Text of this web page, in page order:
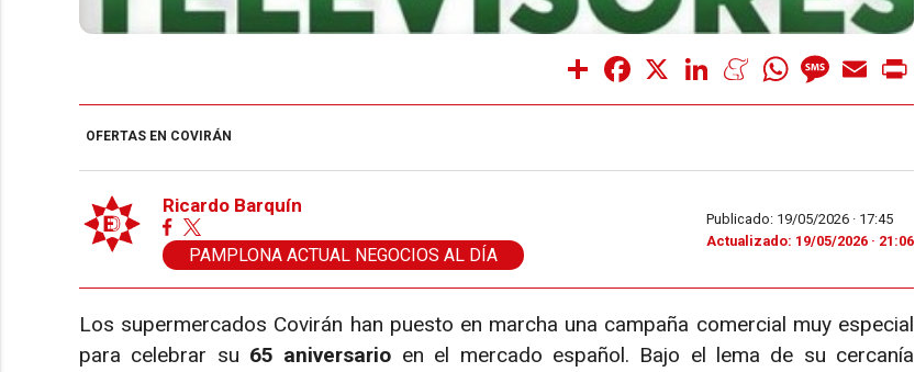
Share Facebook LinkedInMeneameWhatsAppMessage
Email
OFERTAS EN COVIRÁN
Ricardo Barquín
PAMPLONA ACTUAL NEGOCIOS AL DÍA
Publicado: 19/05/2026 · 17:45
Actualizado: 19/05/2026 · 21:06
Los supermercados Covirán han puesto en marcha una campaña comercial muy especial
para celebrar su 65 aniversario en el mercado español. Bajo el lema de su cercanía